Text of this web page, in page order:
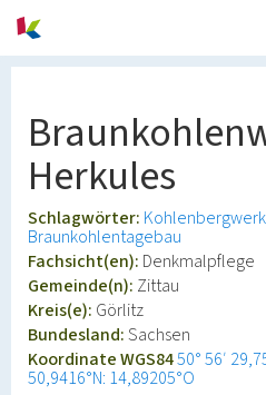
Herkules
Schlagwörter: Kohlenbergwerk
Braunkohlentagebau
Fachsicht(en): Denkmalpflege
Gemeinde(n): Zittau
Kreis(e): Görlitz
Bundesland:Sachsen
Koordinate WGS8450° 56′
50,9416°N: 14,89205°O